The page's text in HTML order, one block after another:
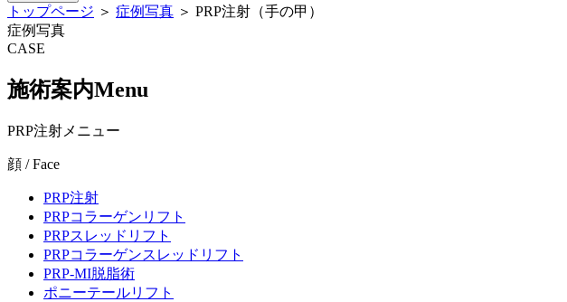
トップページ ＞ 症例写真 ＞ PRP注射（手の甲）
症例写真
CASE
施術案内Menu
PRP注射メニュー
顔 / Face
PRP注射
PRPコラーゲンリフト
PRPスレッドリフト
PRPコラーゲンスレッドリフト
PRP-MI脱脂術
ポニーテールリフト